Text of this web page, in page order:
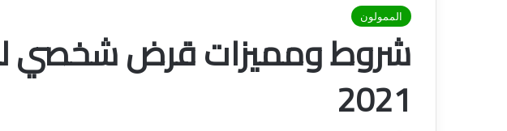
الممولون
شروط ومميزات قرض شخصي
2021